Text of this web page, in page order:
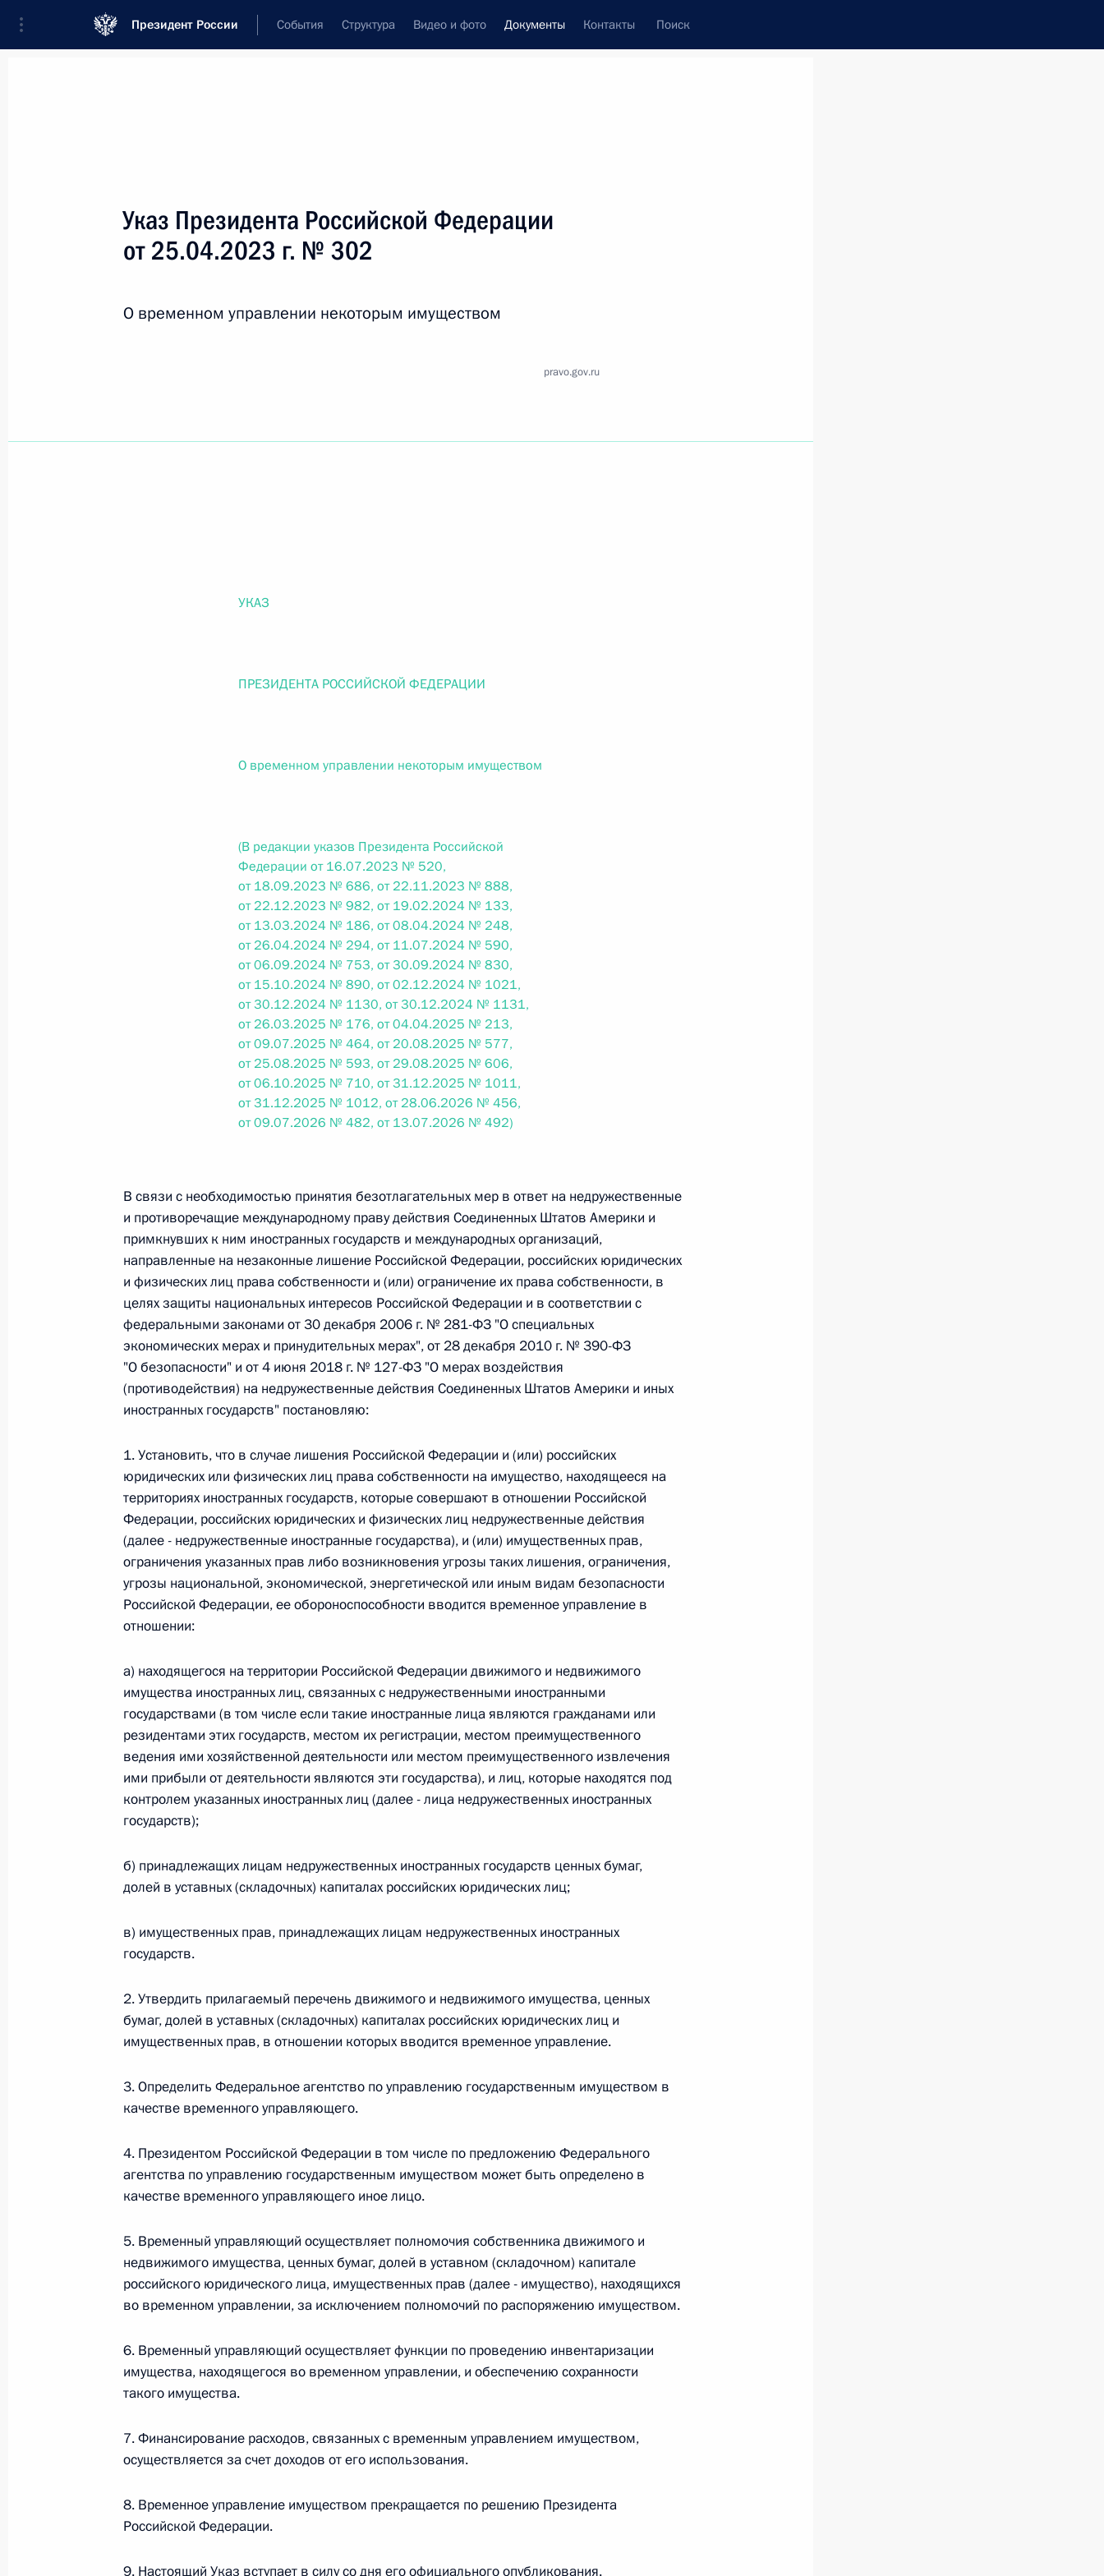
Президент России События Структура Видео и фото Документы Контакты Поиск
Текст в документе
Все
Найти документ
О внесении изменений в статью 11 Федерального закона «О статусе военнослужащих» и статью 86
Федерального закона «Об образовании в Российской Федерации»
законодательные акты Российской Федерации
Федеральный закон от 26.07.2026 г. № 256-ФЗ
О внесении изменений в Федеральный закон «О присяжных заседателях федеральных судов общей
юрисдикции в Российской Федерации»
Федеральный закон от 26.07.2026 г. № 263-ФЗ
О внесении изменений в статью 12 Федерального закона «О государственной регистрации
О внесении изменений в статьи 85 и 102 части первой и статью 227–1 части второй Налогового
кодекса Российской Федерации
Федеральный закон от 26.07.2026 г. № 246-ФЗ
О внесении изменений в Трудовой кодекс Российской Федерации
26 июля 2026 года
О внесении изменений в Федеральный закон «О пробации в Российской Федерации»
26 июля 2026 года
Федеральный закон от 26.07.2026 г. № 267-ФЗ
О внесении изменения в статью 2 Федерального закона «О благотворительной деятельности
Федеральный закон от 26.07.2026 г. № 251-ФЗ
О внесении изменений в Уголовный кодекс Российской Федерации и статьи 31 и 151 Уголовно-
процессуального кодекса Российской Федерации
26 июля 2026 года
Федеральный закон от 26.07.2026 г. № 264-ФЗ
О внесении изменений в статью 13–2 Федерального закона «Об актах гражданского состояния»
изменений в Федеральный закон „Об актах гражданского состояния“
26 июля 2026 года
Федеральный закон от 26.07.2026 г. № 270-ФЗ
26 июля 2026 года
Федеральный закон от 26.07.2026 г. № 244-ФЗ
О ратификации Соглашения между Правительством Российской Федерации и Кабинетом
26 июля 2026 года
О внесении изменений в Кодекс внутреннего водного транспорта Российской Федерации и статью 1
Федерального закона «Об обеспечении единства измерений»
26 июля 2026 года
О внесении изменений в Кодекс Российской Федерации об административных правонарушениях
26 июля 2026 года
Указ Президента Российской Федерации
от 25.04.2023 г. № 302
О временном управлении некоторым имуществом
pravo.gov.ru
УКАЗ
ПРЕЗИДЕНТА РОССИЙСКОЙ ФЕДЕРАЦИИ
О временном управлении некоторым имуществом
(В редакции указов Президента Российской
Федерации от 16.07.2023 № 520,
от 18.09.2023 № 686, от 22.11.2023 № 888,
от 22.12.2023 № 982, от 19.02.2024 № 133,
от 13.03.2024 № 186, от 08.04.2024 № 248,
от 26.04.2024 № 294, от 11.07.2024 № 590,
от 06.09.2024 № 753, от 30.09.2024 № 830,
от 15.10.2024 № 890, от 02.12.2024 № 1021,
от 30.12.2024 № 1130, от 30.12.2024 № 1131,
от 26.03.2025 № 176, от 04.04.2025 № 213,
от 09.07.2025 № 464, от 20.08.2025 № 577,
от 25.08.2025 № 593, от 29.08.2025 № 606,
от 06.10.2025 № 710, от 31.12.2025 № 1011,
от 31.12.2025 № 1012, от 28.06.2026 № 456,
от 09.07.2026 № 482, от 13.07.2026 № 492)
В связи с необходимостью принятия безотлагательных мер в ответ на недружественные
и противоречащие международному праву действия Соединенных Штатов Америки и
примкнувших к ним иностранных государств и международных организаций,
направленные на незаконные лишение Российской Федерации, российских юридических
и физических лиц права собственности и (или) ограничение их права собственности, в
целях защиты национальных интересов Российской Федерации и в соответствии с
федеральными законами от 30 декабря 2006 г. № 281-ФЗ "О специальных
экономических мерах и принудительных мерах", от 28 декабря 2010 г. № 390-ФЗ
"О безопасности" и от 4 июня 2018 г. № 127-ФЗ "О мерах воздействия
(противодействия) на недружественные действия Соединенных Штатов Америки и иных
иностранных государств" постановляю:
1. Установить, что в случае лишения Российской Федерации и (или) российских
юридических или физических лиц права собственности на имущество, находящееся на
территориях иностранных государств, которые совершают в отношении Российской
Федерации, российских юридических и физических лиц недружественные действия
(далее - недружественные иностранные государства), и (или) имущественных прав,
ограничения указанных прав либо возникновения угрозы таких лишения, ограничения,
угрозы национальной, экономической, энергетической или иным видам безопасности
Российской Федерации, ее обороноспособности вводится временное управление в
отношении:
а) находящегося на территории Российской Федерации движимого и недвижимого
имущества иностранных лиц, связанных с недружественными иностранными
государствами (в том числе если такие иностранные лица являются гражданами или
резидентами этих государств, местом их регистрации, местом преимущественного
ведения ими хозяйственной деятельности или местом преимущественного извлечения
ими прибыли от деятельности являются эти государства), и лиц, которые находятся под
контролем указанных иностранных лиц (далее - лица недружественных иностранных
государств);
б) принадлежащих лицам недружественных иностранных государств ценных бумаг,
долей в уставных (складочных) капиталах российских юридических лиц;
в) имущественных прав, принадлежащих лицам недружественных иностранных
государств.
2. Утвердить прилагаемый перечень движимого и недвижимого имущества, ценных
бумаг, долей в уставных (складочных) капиталах российских юридических лиц и
имущественных прав, в отношении которых вводится временное управление.
3. Определить Федеральное агентство по управлению государственным имуществом в
качестве временного управляющего.
4. Президентом Российской Федерации в том числе по предложению Федерального
агентства по управлению государственным имуществом может быть определено в
качестве временного управляющего иное лицо.
5. Временный управляющий осуществляет полномочия собственника движимого и
недвижимого имущества, ценных бумаг, долей в уставном (складочном) капитале
российского юридического лица, имущественных прав (далее - имущество), находящихся
во временном управлении, за исключением полномочий по распоряжению имуществом.
6. Временный управляющий осуществляет функции по проведению инвентаризации
имущества, находящегося во временном управлении, и обеспечению сохранности
такого имущества.
7. Финансирование расходов, связанных с временным управлением имуществом,
осуществляется за счет доходов от его использования.
8. Временное управление имуществом прекращается по решению Президента
Российской Федерации.
9. Настоящий Указ вступает в силу со дня его официального опубликования.